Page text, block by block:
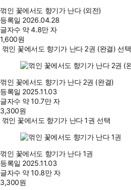
꺾인 꽃에서도 향기가 난다 (외전)
등록일 2026.04.28
글자수 약 4.8만 자
1,600원
꺾인 꽃에서도 향기가 난다 2권 (완결) 선택
꺾인 꽃에서도 향기가 난다 2권 (완결)
등록일 2025.11.03
글자수 약 10.7만 자
3,300원
꺾인 꽃에서도 향기가 난다 1권 선택
꺾인 꽃에서도 향기가 난다 1권
등록일 2025.11.03
글자수 약 10.8만 자
3,300원